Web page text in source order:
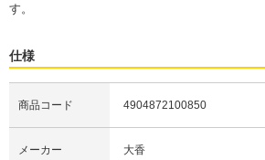
す。
仕様
商品コード 4904872100850
メーカー 大香